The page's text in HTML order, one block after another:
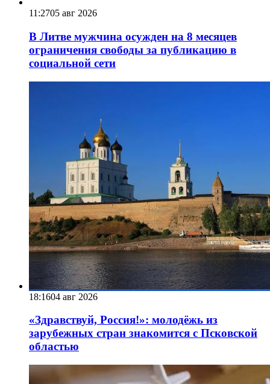
11:2705 авг 2026
В Литве мужчина осужден на 8 месяцев
ограничения свободы за публикацию в
социальной сети
18:1604 авг 2026
«Здравствуй, Россия!»: молодёжь из
зарубежных стран знакомится с Псковской
областью